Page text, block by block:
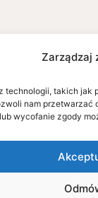
Zarządzaj
takich
nam
wycofanie zgody